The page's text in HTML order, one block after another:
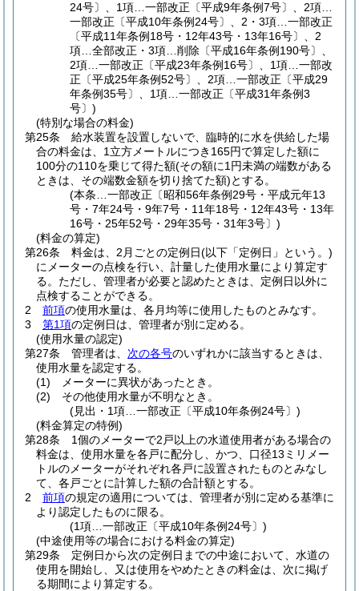
24号〕、1項…一部改正〔平成9年条例7号〕、2項…
一部改正〔平成10年条例24号〕、2・3項…一部改正
〔平成11年条例18号・12年43号・13年16号〕、2
項…全部改正・3項…削除〔平成16年条例190号〕、
2項…一部改正〔平成23年条例16号〕、1項…一部改
正〔平成25年条例52号〕、2項…一部改正〔平成29
年条例35号〕、1項…一部改正〔平成31年条例3
号〕)
(特別な場合の料金)
第25条
給水装置を設置しないで、臨時的に水を供給した場
合の料金は、1立方メートルにつき165円で算定した額に
100分の110を乗じて得た額(その額に1円未満の端数がある
ときは、その端数金額を切り捨てた額)とする。
(本条…一部改正〔昭和56年条例29号・平成元年13
号・7年24号・9年7号・11年18号・12年43号・13年
16号・25年52号・29年35号・31年3号〕)
(料金の算定)
第26条
料金は、2月ごとの定例日(以下「定例日」という。)
にメーターの点検を行い、計量した使用水量により算定す
る。 ただし、管理者が必要と認めたときは、定例日以外に
点検することができる。
2
前項の使用水量は、各月均等に使用したものとみなす。
3
第1項の定例日は、管理者が別に定める。
(使用水量の認定)
第27条
管理者は、 次の各号のいずれかに該当するときは、
使用水量を認定する。
(1)
メーターに異状があったとき。
(2)
その他使用水量が不明なとき。
(見出・1項…一部改正〔平成10年条例24号〕)
(料金算定の特例)
第28条
1個のメーターで2戸以上の水道使用者がある場合の
料金は、使用水量を各戸に配分し、かつ、口径13ミリメー
トルのメーターがそれぞれ各戸に設置されたものとみなし
て、各戸ごとに計算した額の合計額とする。
2
前項の規定の適用については、管理者が別に定める基準に
より認定したものに限る。
(1項…一部改正〔平成10年条例24号〕)
(中途使用等の場合における料金の算定)
第29条
定例日から次の定例日までの中途において、水道の
使用を開始し、又は使用をやめたときの料金は、次に掲げ
る期間により算定する。